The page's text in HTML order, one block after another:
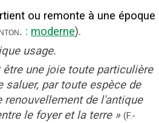
ou remonte à une époque
: moderne).
usage.
être une joie toute particulière
saluer, par toute espèce de
renouvellement de l'antique
le foyer et la terre » (F.-